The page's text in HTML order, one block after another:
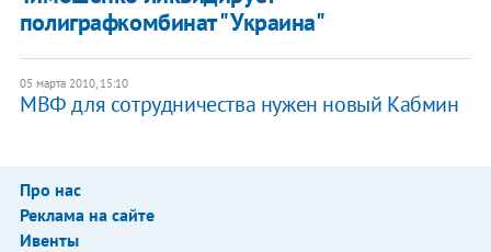
полиграфкомбинат "Украина"
05 марта 2010, 15:10
МВФ для сотрудничества нужен новый Кабмин
Про нас
Реклама на сайте
Ивенты